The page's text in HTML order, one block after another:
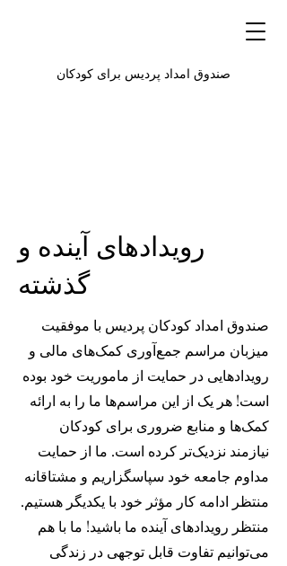
صندوق امداد پردیس برای کودکان
رویدادهای آینده و
گذشته
صندوق امداد کودکان پردیس با موفقیت
میزبان مراسم جمع‌آوری کمک‌های مالی و
رویدادهایی در حمایت از ماموریت خود بوده
است! هر یک از این مراسم‌ها ما را به ارائه
کمک‌ها و منابع ضروری برای کودکان
نیازمند نزدیک‌تر کرده است. ما از حمایت
مداوم جامعه خود سپاسگزاریم و مشتاقانه
منتظر ادامه کار مؤثر خود با یکدیگر هستیم.
منتظر رویدادهای آینده ما باشید! ما با هم
می‌توانیم تفاوت قابل توجهی در زندگی